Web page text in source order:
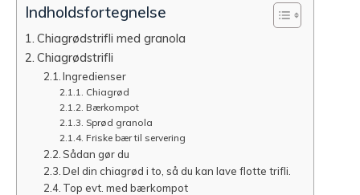
Indholdsfortegnelse
Chiagrødstrifli med granola
Chiagrødstrifli
Ingredienser
Chiagrød
Bærkompot
Sprød granola
Friske bær til servering
Sådan gør du
Del din chiagrød i to, så du kan lave flotte trifli.
Top evt. med bærkompot